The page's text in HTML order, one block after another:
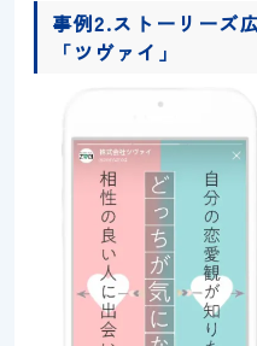
事例2.ストーリーズ
「ツヴァイ」